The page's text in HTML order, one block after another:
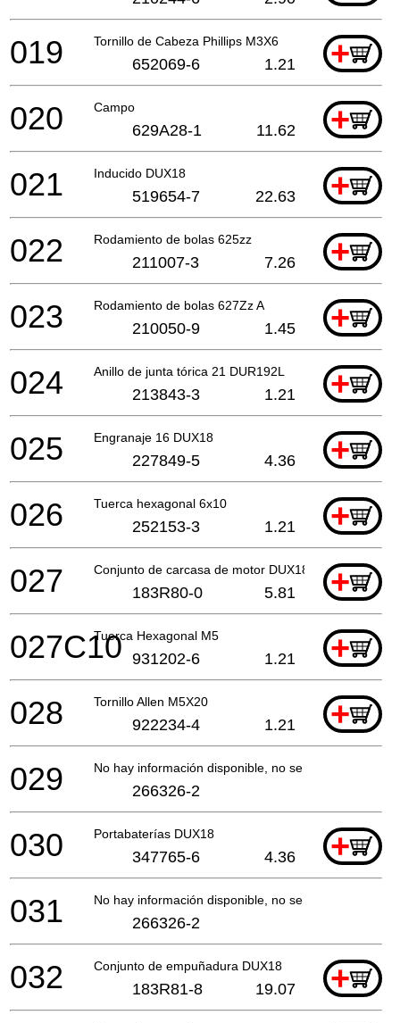
Tornillo de Cabeza Phillips M3X6 +
019 652069-6 1.21
Campo +
020 629A28-1 11.62
Inducido DUX18 +
021 519654-7 22.63
Rodamiento de bolas 625zz +
022 211007-3 7.26
Rodamiento de bolas 627Zz A +
023 210050-9 1.45
Anillo de junta tórica 21 DUR192L +
024 213843-3 1.21
Engranaje 16 DUX18 +
025 227849-5 4.36
Tuerca hexagonal 6x10 +
026 252153-3 1.21
Conjunto de carcasa de motor DUX18 +
027 183R80-0 5.81
Tuerca Hexagonal M5 +
027C10 931202-6 1.21
Tornillo Allen M5X20 +
028 922234-4 1.21
No hay información disponible, no se puede pedir
029 266326-2
Portabaterías DUX18 +
030 347765-6 4.36
No hay información disponible, no se puede pedir
031 266326-2
Conjunto de empuñadura DUX18 +
032 183R81-8 19.07